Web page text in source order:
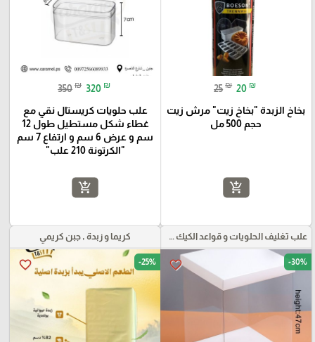
25 ₪ 20 ₪
بخاخ الزبدة "بخاخ زيت" مرش زيت
حجم 500 مل
add_shopping_cart
350 ₪ 320 ₪
علب حلويات كريستال نقي مع
غطاء شكل مستطيل طول 12
سم و عرض 6 سم و ارتفاع 7 سم
"الكرتونة 210 علب"
add_shopping_cart
علب تغليف الحلويات و قواعد الكيك و علب بلاستيكية بأنواعها
favorite_border -30%
كريما و زبدة , جبن كريمي
favorite_border -25%